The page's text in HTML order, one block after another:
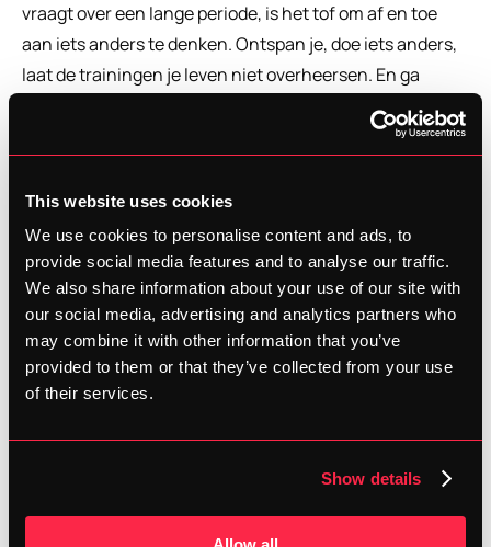
This website uses cookies
We use cookies to personalise content and ads, to
provide social media features and to analyse our traffic.
We also share information about your use of our site with
our social media, advertising and analytics partners who
may combine it with other information that you’ve
provided to them or that they’ve collected from your use
of their services.
Show details
vraagt over een lange periode, is het tof om af en toe
aan iets anders te denken. Ontspan je, doe iets anders,
laat de trainingen je leven niet overheersen. En ga
tussendoor eens winkelen voor nieuwe loopkledij voor je
marathonwedstrijd, kies nieuwe loopschoenen uit, …
uitgebreide blog over.
7. Leer al lopend eten en drinken
Eten en drinken tijdens het lopen is cruciaal tijdens een
marathon. Je lichaam heeft voldoende energie nodig,
laatste wat je wil, is een protesterende maag halfweg
jouw wedstrijd. Bovendien is het een kunst op zich om al